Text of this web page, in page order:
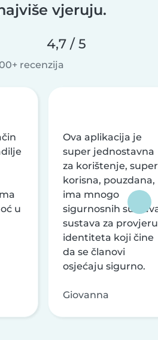
vjeruju.
4,7 / 5
recenzija
u
Ova aplikacija je
super jednostavna
za korištenje, super
korisna, pouzdana,
ima mnogo
sigurnosnih
sustava za provjeru
identiteta koji čine
da se članovi
osjećaju sigurno.
Giovanna